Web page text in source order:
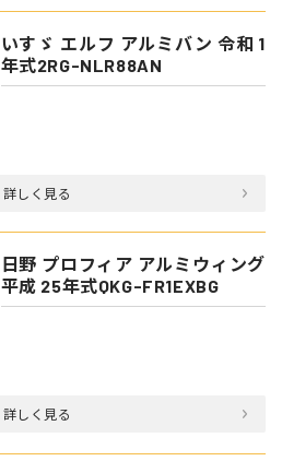
いすゞ エルフ アルミバン 令和 1
年式2RG-NLR88AN
詳しく見る
日野 プロフィア アルミウィング
平成 25年式QKG-FR1EXBG
詳しく見る